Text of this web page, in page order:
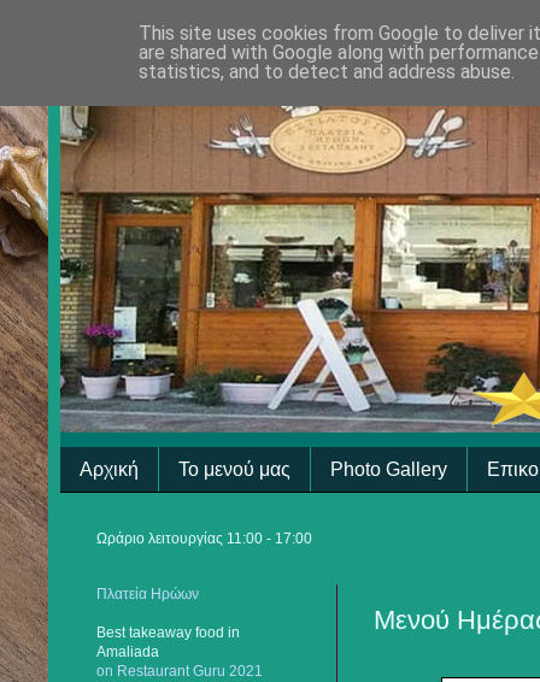
Αρχική Το μενού μας Photo Gallery
Ωράριο λειτουργίας 11:00 - 17:00
Μενού
Πλατεία Ηρώων
Best takeaway food in
Amaliada
on Restaurant Guru 2021
This site uses cookies from Google to deliver
are shared with Google along with
statistics, and to detect and address abuse.